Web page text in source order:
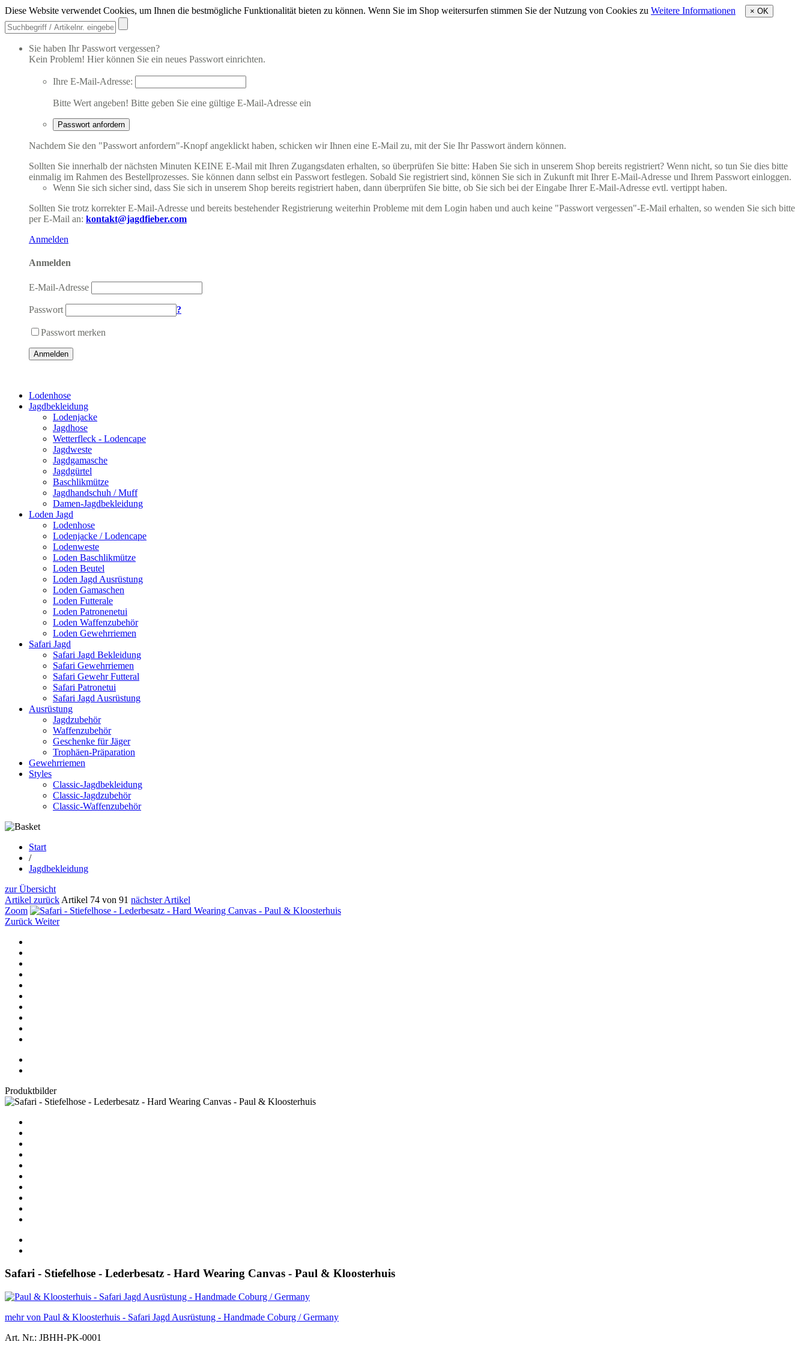
Diese Website verwendet Cookies, um Ihnen die bestmögliche Funktionalität bieten zu können. Wenn Sie im Shop weitersurfen stimmen Sie der Nutzung von Cookies zu Weitere Informationen × OK
Sie haben Ihr Passwort vergessen?
Kein Problem! Hier können Sie ein neues Passwort einrichten.
Ihre E-Mail-Adresse:
Bitte Wert angeben! Bitte geben Sie eine gültige E-Mail-Adresse ein
Passwort anfordern
Nachdem Sie den "Passwort anfordern"-Knopf angeklickt haben, schicken wir Ihnen eine E-Mail zu, mit der Sie Ihr Passwort ändern können.
Sollten Sie innerhalb der nächsten Minuten KEINE E-Mail mit Ihren Zugangsdaten erhalten, so überprüfen Sie bitte: Haben Sie sich in unserem Shop bereits registriert? Wenn nicht, so tun Sie dies bitte
einmalig im Rahmen des Bestellprozesses. Sie können dann selbst ein Passwort festlegen. Sobald Sie registriert sind, können Sie sich in Zukunft mit Ihrer E-Mail-Adresse und Ihrem Passwort einloggen.
Wenn Sie sich sicher sind, dass Sie sich in unserem Shop bereits registriert haben, dann überprüfen Sie bitte, ob Sie sich bei der Eingabe Ihrer E-Mail-Adresse evtl. vertippt haben.
Sollten Sie trotz korrekter E-Mail-Adresse und bereits bestehender Registrierung weiterhin Probleme mit dem Login haben und auch keine "Passwort vergessen"-E-Mail erhalten, so wenden Sie sich bitte
per E-Mail an: kontakt@jagdfieber.com
Anmelden
Anmelden
E-Mail-Adresse
Passwort ?
Passwort merken
Anmelden
Lodenhose
Jagdbekleidung
Lodenjacke
Jagdhose
Wetterfleck - Lodencape
Jagdweste
Jagdgamasche
Jagdgürtel
Baschlikmütze
Jagdhandschuh / Muff
Damen-Jagdbekleidung
Loden Jagd
Lodenhose
Lodenjacke / Lodencape
Lodenweste
Loden Baschlikmütze
Loden Beutel
Loden Jagd Ausrüstung
Loden Gamaschen
Loden Futterale
Loden Patronenetui
Loden Waffenzubehör
Loden Gewehrriemen
Safari Jagd
Safari Jagd Bekleidung
Safari Gewehrriemen
Safari Gewehr Futteral
Safari Patronetui
Safari Jagd Ausrüstung
Ausrüstung
Jagdzubehör
Waffenzubehör
Geschenke für Jäger
Trophäen-Präparation
Gewehrriemen
Styles
Classic-Jagdbekleidung
Classic-Jagdzubehör
Classic-Waffenzubehör
Start
/
Jagdbekleidung
zur Übersicht
Artikel zurück Artikel 74 von 91 nächster Artikel
Zoom
Zurück Weiter
Produktbilder
Safari - Stiefelhose - Lederbesatz - Hard Wearing Canvas - Paul & Kloosterhuis
mehr von Paul & Kloosterhuis - Safari Jagd Ausrüstung - Handmade Coburg / Germany
Art. Nr.: JBHH-PK-0001